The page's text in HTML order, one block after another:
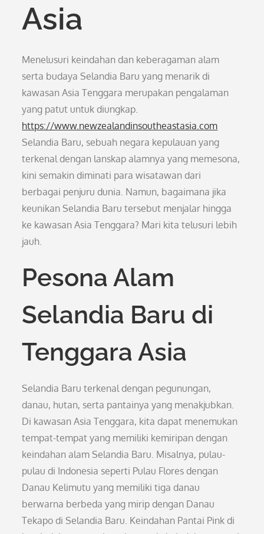
Asia
Menelusuri keindahan dan keberagaman alam
serta budaya Selandia Baru yang menarik di
kawasan Asia Tenggara merupakan pengalaman
yang patut untuk diungkap.
https://www.newzealandinsoutheastasia.com
Selandia Baru, sebuah negara kepulauan yang
terkenal dengan lanskap alamnya yang memesona,
kini semakin diminati para wisatawan dari
berbagai penjuru dunia. Namun, bagaimana jika
keunikan Selandia Baru tersebut menjalar hingga
ke kawasan Asia Tenggara? Mari kita telusuri lebih
jauh.
Pesona Alam
Selandia Baru di
Tenggara Asia
Selandia Baru terkenal dengan pegunungan,
danau, hutan, serta pantainya yang menakjubkan.
Di kawasan Asia Tenggara, kita dapat menemukan
tempat-tempat yang memiliki kemiripan dengan
keindahan alam Selandia Baru. Misalnya, pulau-
pulau di Indonesia seperti Pulau Flores dengan
Danau Kelimutu yang memiliki tiga danau
berwarna berbeda yang mirip dengan Danau
Tekapo di Selandia Baru. Keindahan Pantai Pink di